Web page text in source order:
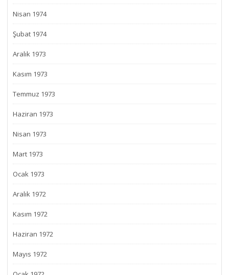
Nisan 1974
Şubat 1974
Aralık 1973
Kasım 1973
Temmuz 1973
Haziran 1973
Nisan 1973
Mart 1973
Ocak 1973
Aralık 1972
Kasım 1972
Haziran 1972
Mayıs 1972